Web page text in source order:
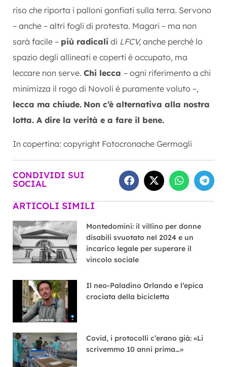
riso che riporta i palloni gonfiati sulla terra. Servono
– anche – altri fogli di protesta. Magari – ma non
sarà facile – più radicali di LFCV, anche perché lo
spazio degli allineati e coperti è occupato, ma
leccare non serve. Chi lecca – ogni riferimento a chi
minimizza il rogo di Novoli è puramente voluto –,
lecca ma chiude. Non c’è alternativa alla nostra
lotta. A dire la verità e a fare il bene.
In copertina: copyright Fotocronache Germogli
CONDIVIDI SUI
SOCIAL
ARTICOLI SIMILI
Montedomini: il villino per donne
disabili svuotato nel 2024 e un
incarico legale per superare il
vincolo sociale
Il neo-Paladino Orlando e l’epica
crociata della bicicletta
Covid, i protocolli c’erano già: «Li
scrivemmo 10 anni prima…»